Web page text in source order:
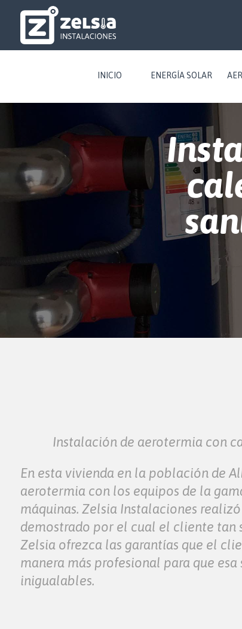
INICIO ENERGÍA SOLAR
Instalación de aerotermia con
En esta vivienda en la población de
aerotermia con los equipos de la
máquinas. Zelsia Instalaciones
demostrado por el cual el cliente tan
Zelsia ofrezca las garantías que el
manera más profesional para que
inigualables.